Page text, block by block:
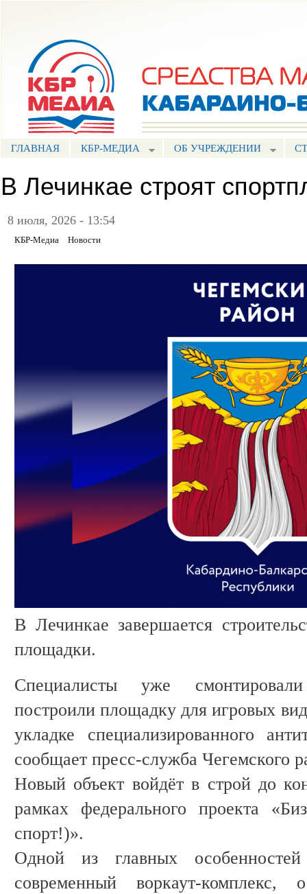
ГЛАВНАЯ КБР-МЕДИА ОБ УЧРЕЖДЕНИИ
В Лечинкае строят
8 июля, 2026 - 13:54
КБР-Медиа Новости
В Лечинкае завершается
площадки.
Специалисты уже
построили площадку для игровых
укладке специализированного
сообщает пресс-служба Чегемского
Новый объект войдёт в строй до
рамках федерального проекта
спорт!)».
Одной из главных особенностей
современный воркаут-комплекс,